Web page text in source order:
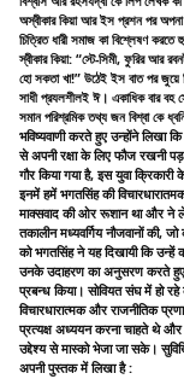
অস্বীকার কিয়া আর ইস প্রশন পর অপনা
চিত্রিত ধারী সমাজ কা বিশ্লেষণ করতে
স্বীকার কিয়া: “স্টে-সিমী, ফুরির আর
হো সকতা খা!” উঠেই ইস বাত পর জুয়ে
সাধী প্রযলশীলই ঈ। একাধিক বার বহ
সমান পরিশ্রমিক তথ্য জন বিশ্বা কে
भविष्यवाणी करते हुए उन्होंने लिखा
से अपनी रक्षा के लिए फौज रखनी
गौर किया गया है, इस युवा
इनमें हमें भगतसिंह की
माक्सवाद की ओर रूशान था और ने
तकालीन मध्यवर्गिय नौजवानों की,
को भगतसिंह ने यह दिखायी कि उन्हें
उनके उदाहरण का अनुसरण करते हुए
प्रबन्ध किया। सोवियत संघ में हो रहे
विचारधारात्मक और राजनीतिक
प्रत्यक्ष अध्ययन करना चाहते थे और
उद्देश्य से मास्को भेजा जा सके।
अपनी पुस्तक में लिखा है :